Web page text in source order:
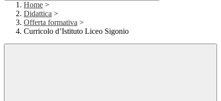
Home >
Didattica >
Offerta formativa >
Curricolo d’Istituto Liceo Sigonio